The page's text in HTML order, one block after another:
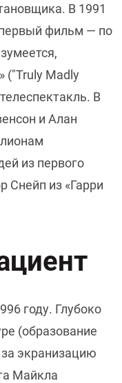
В 1991
первый фильм — по
("Truly Madly
В
и Алан
из первого
Снейп из «Гарри
году. Глубоко
(образование
экранизацию
Майкла